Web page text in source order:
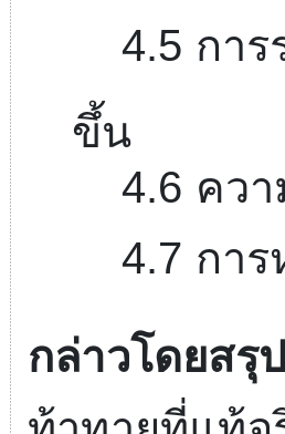
4.5 กา
ขึ้น
4.6 คว
4.7 กา
กล่าวโดยสรุป